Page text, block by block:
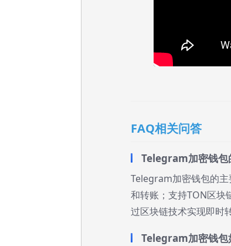
FAQ相关问答
Telegram加密钱包
Telegram加密钱包的
和转账；支持TON区块
过区块链技术实现即时
Telegram加密钱包